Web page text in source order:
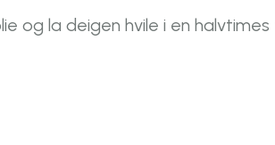
og la deigen hvile i en halvtimes